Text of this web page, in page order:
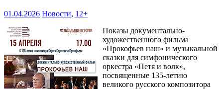
01.04.2026 Новости, 12+
Показы документально-
художественного фильма
«Прокофьев наш» и музыкальной
сказки для симфонического
оркестра «Петя и волк»,
посвященные 135-летию
великого русского композитора